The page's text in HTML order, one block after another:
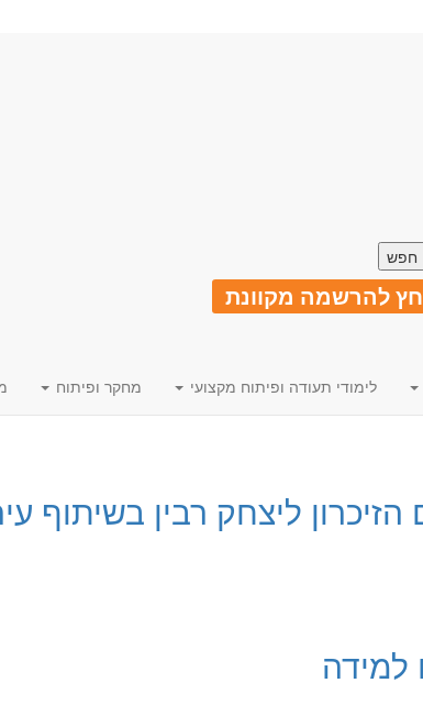
להרשמה מקוונת
לימודי תעודה ופיתוח מקצועי מחקר ופיתוח
ליצחק רבין בשיתוף
למידה